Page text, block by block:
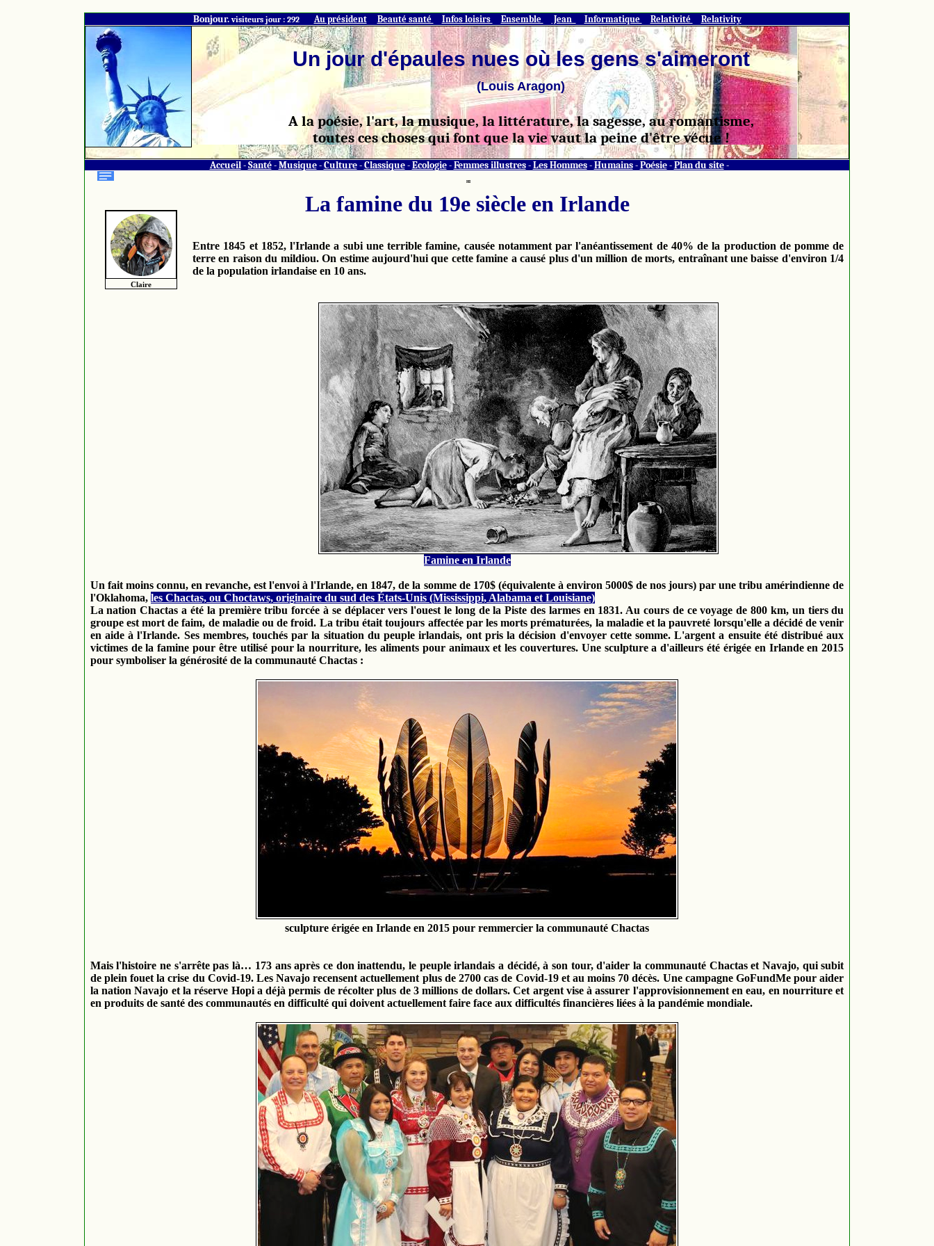
Bonjour.visiteurs jour : 292 Au président Beauté santé Infos loisirs Ensemble Jean Informatique Relativité Relativity
Un jour d'épaules nues où les gens s'aimeront
(Louis Aragon)
A la poésie, l'art, la musique, la littérature, la sagesse, au romantisme,
toutes ces choses qui font que la vie vaut la peine d'être vécue !
Accueil- Santé- Musique- Culture- Classique- Ecologie- Femmes illustres- Les Hommes- Humains- Poésie- Plan du site-
HI
La famine du 19e siècle en Irlande
Claire
Entre 1845 et 1852, l'Irlande a subi une terrible famine, causée notamment par l'anéantissement de 40% de la production de pomme de
terre en raison du mildiou. On estime aujourd'hui que cette famine a causé plus d'un million de morts, entraînant une baisse d'environ 1/4
de la population irlandaise en 10 ans.
Famine en Irlande
Un fait moins connu, en revanche, est l'envoi à l'Irlande, en 1847, de la somme de 170$ (équivalente à environ 5000$ de nos jours) par une tribu amérindienne de
l'Oklahoma, les Chactas, ou Choctaws, originaire du sud des États-Unis (Mississippi, Alabama et Louisiane)
La nation Chactas a été la première tribu forcée à se déplacer vers l'ouest le long de la Piste des larmes en 1831. Au cours de ce voyage de 800 km, un tiers du
groupe est mort de faim, de maladie ou de froid. La tribu était toujours affectée par les morts prématurées, la maladie et la pauvreté lorsqu'elle a décidé de venir
en aide à l'Irlande. Ses membres, touchés par la situation du peuple irlandais, ont pris la décision d'envoyer cette somme. L'argent a ensuite été distribué aux
victimes de la famine pour être utilisé pour la nourriture, les aliments pour animaux et les couvertures. Une sculpture a d'ailleurs été érigée en Irlande en 2015
pour symboliser la générosité de la communauté Chactas :
sculpture érigée en Irlande en 2015 pour remmercier la communauté Chactas
Mais l'histoire ne s'arrête pas là… 173 ans après ce don inattendu, le peuple irlandais a décidé, à son tour, d'aider la communauté Chactas et Navajo, qui subit
de plein fouet la crise du Covid-19. Les Navajo recensent actuellement plus de 2700 cas de Covid-19 et au moins 70 décès. Une campagne GoFundMe pour aider
la nation Navajo et la réserve Hopi a déjà permis de récolter plus de 3 millions de dollars. Cet argent vise à assurer l'approvisionnement en eau, en nourriture et
en produits de santé des communautés en difficulté qui doivent actuellement faire face aux difficultés financières liées à la pandémie mondiale.